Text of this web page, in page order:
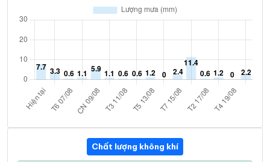
Chất lượng không khí